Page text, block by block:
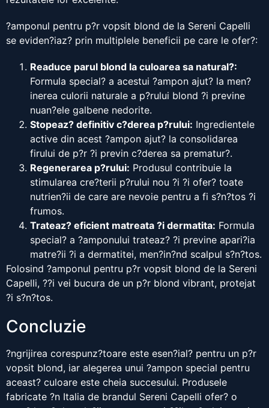
?amponul pentru p?r vopsit blond de la Sereni Capelli
se eviden?iaz? prin multiplele beneficii pe care le ofer?:
Readuce parul blond la culoarea sa natural?:
Formula special? a acestui ?ampon ajut? la men?
inerea culorii naturale a p?rului blond ?i previne
nuan?ele galbene nedorite.
Stopeaz? definitiv c?derea p?rului: Ingredientele
active din acest ?ampon ajut? la consolidarea
firului de p?r ?i previn c?derea sa prematur?.
Regenerarea p?rului: Produsul contribuie la
stimularea cre?terii p?rului nou ?i ?i ofer? toate
nutrien?ii de care are nevoie pentru a fi s?n?tos ?i
frumos.
Trateaz? eficient matreata ?i dermatita: Formula
special? a ?amponului trateaz? ?i previne apari?ia
matre?ii ?i a dermatitei, men?in?nd scalpul s?n?tos.
Folosind ?amponul pentru p?r vopsit blond de la Sereni
Capelli, ??i vei bucura de un p?r blond vibrant, protejat
?i s?n?tos.
Concluzie
?ngrijirea corespunz?toare este esen?ial? pentru un p?r
vopsit blond, iar alegerea unui ?ampon special pentru
aceast? culoare este cheia succesului. Produsele
fabricate ?n Italia de brandul Sereni Capelli ofer? o